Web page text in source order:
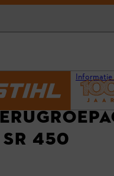
Informatie
450